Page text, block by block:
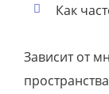
Как
Зависит от